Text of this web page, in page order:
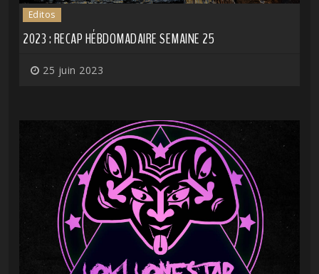
Editos
2023 : RECAP HÉBDOMADAIRE SEMAINE 25
25 juin 2023